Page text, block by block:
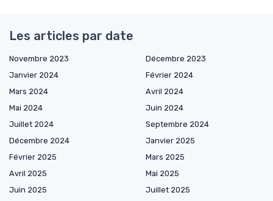
Les articles par date
Novembre 2023
Décembre 2023
Janvier 2024
Février 2024
Mars 2024
Avril 2024
Mai 2024
Juin 2024
Juillet 2024
Septembre 2024
Décembre 2024
Janvier 2025
Février 2025
Mars 2025
Avril 2025
Mai 2025
Juin 2025
Juillet 2025